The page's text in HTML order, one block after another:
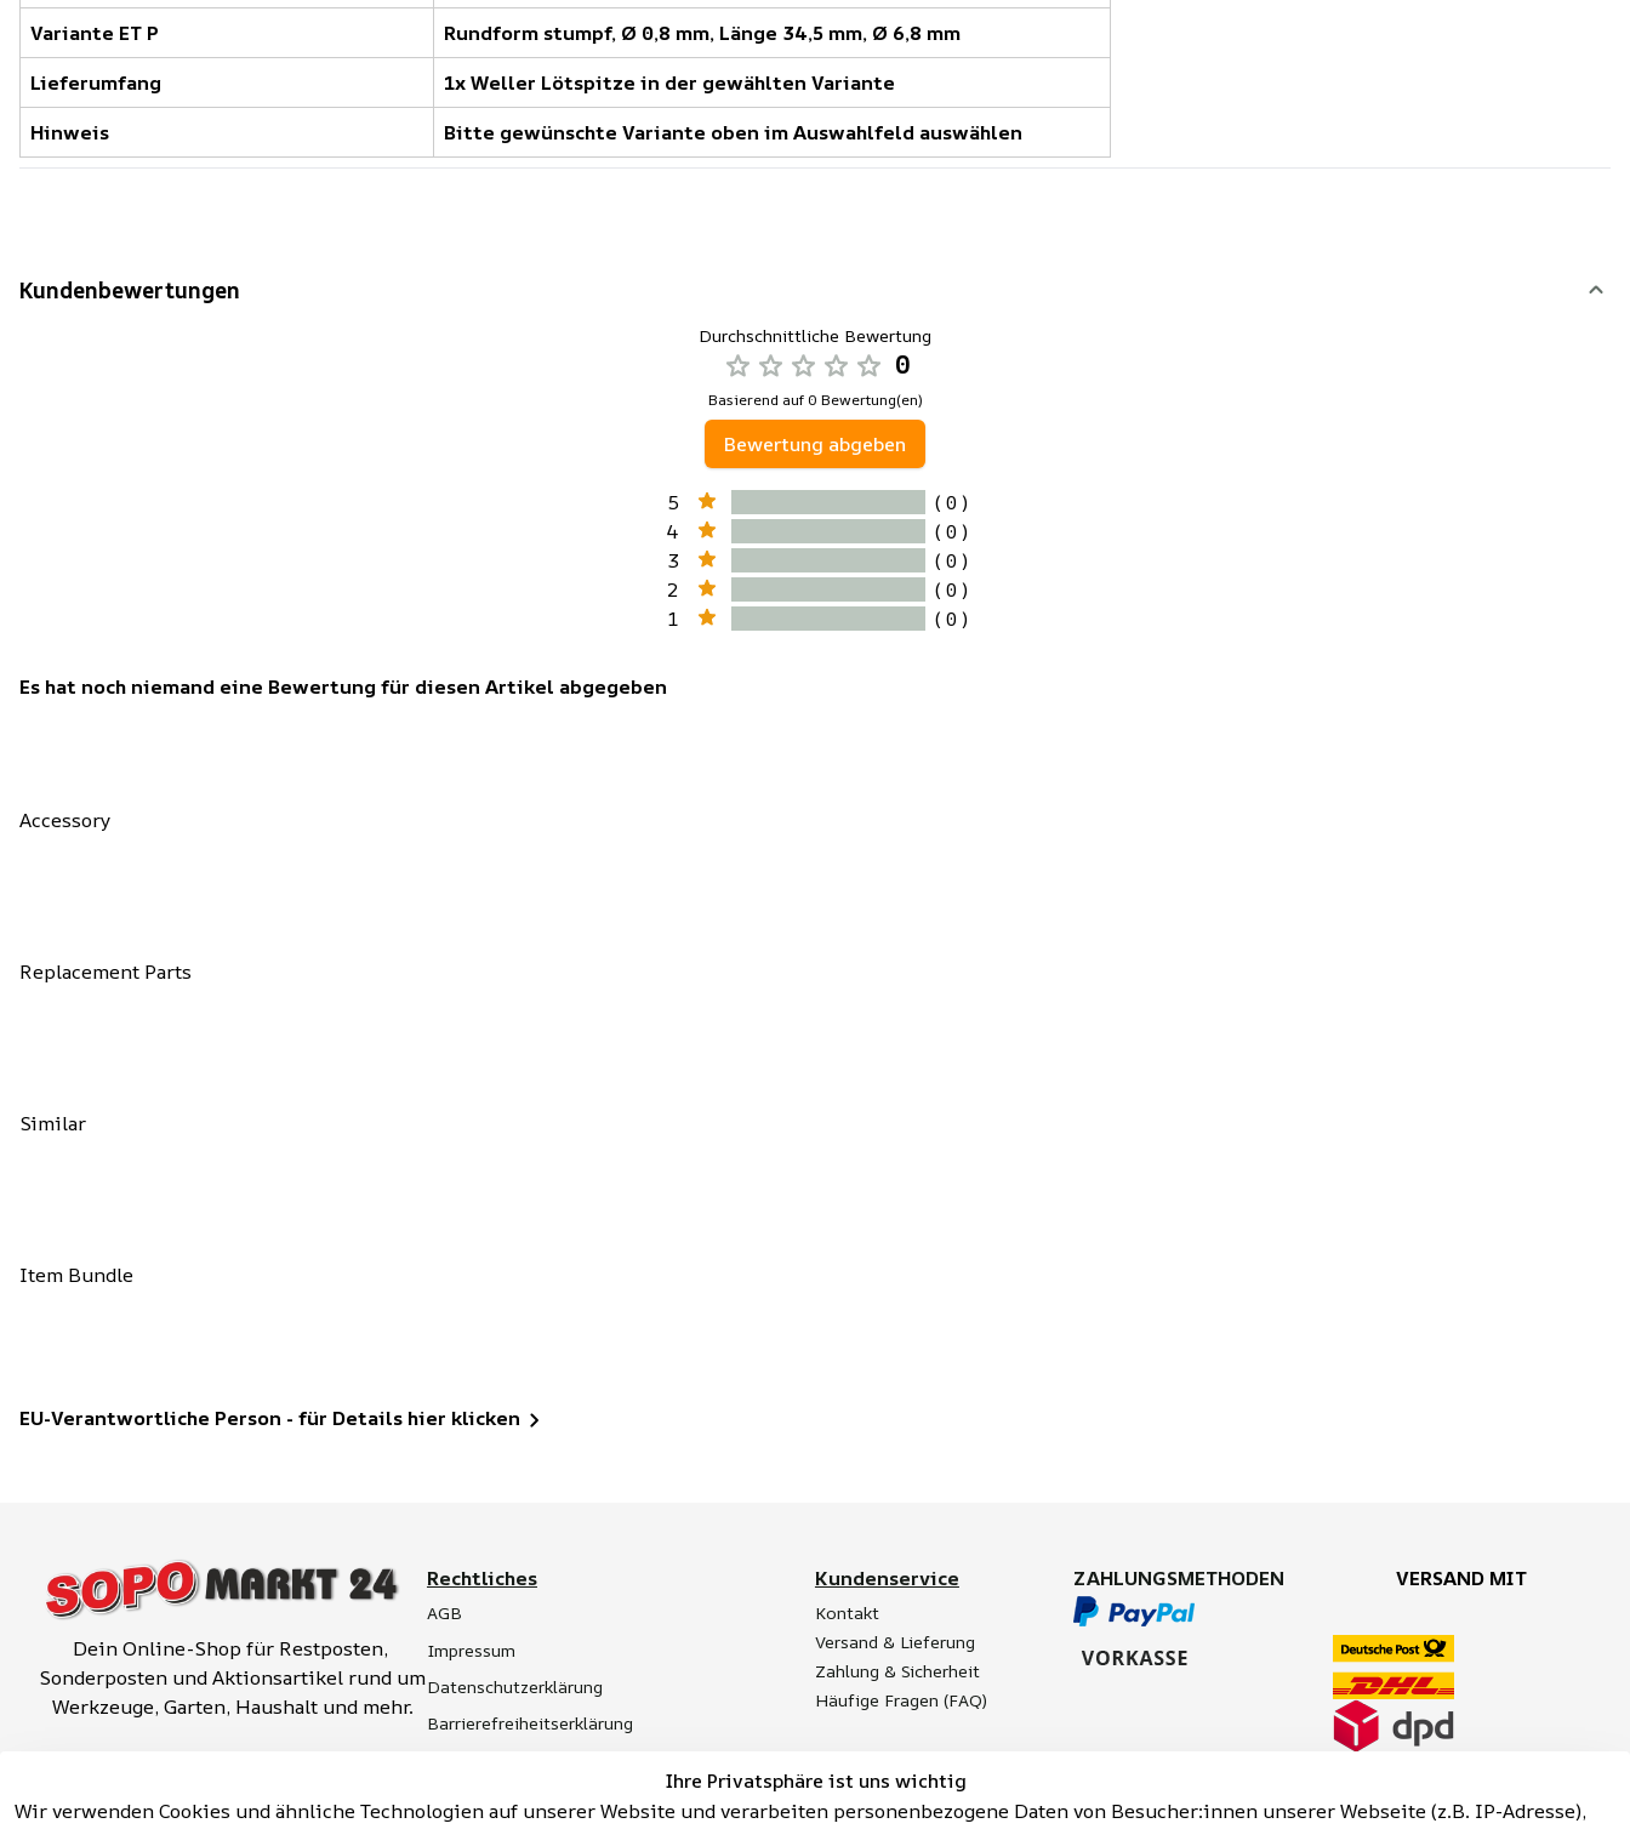
Variante ET P
Rundform stumpf, Ø 0,8 mm, Länge 34,5 mm, Ø 6,8 mm
Lieferumfang
1x Weller Lötspitze in der gewählten Variante
Hinweis
Bitte gewünschte Variante oben im Auswahlfeld auswählen
Kundenbewertungen
Durchschnittliche Bewertung
0
Basierend auf 0 Bewertung(en)
Bewertung abgeben
5
( 0 )
4
( 0 )
3
( 0 )
2
( 0 )
1
( 0 )
Es hat noch niemand eine Bewertung für diesen Artikel abgegeben
Accessory
Replacement Parts
Similar
Item Bundle
EU-Verantwortliche Person - für Details hier klicken
Ihre Privatsphäre ist uns wichtig
Wir verwenden Cookies und ähnliche Technologien auf unserer Website und verarbeiten personenbezogene Daten von Besucher:innen unserer Webseite (z.B. IP-Adresse),
Dein Online-Shop für Restposten,
Sonderposten und Aktionsartikel rund um
Werkzeuge, Garten, Haushalt und mehr.
Rechtliches
AGB
Impressum
Datenschutzerklärung
Barrierefreiheitserklärung
Kundenservice
Kontakt
Versand & Lieferung
Zahlung & Sicherheit
Häufige Fragen (FAQ)
ZAHLUNGSMETHODEN VERSAND MIT